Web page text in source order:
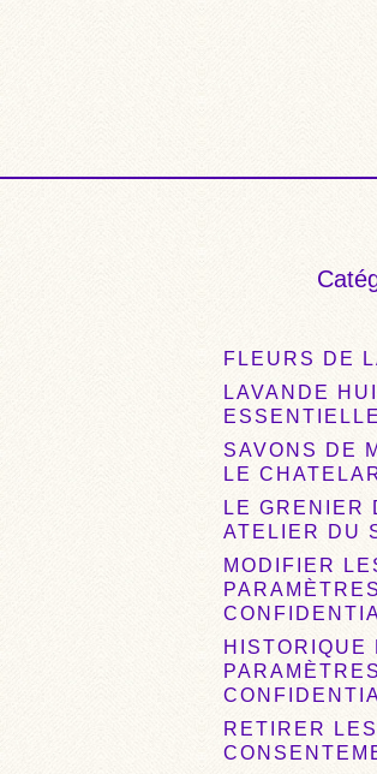
FLEURS DE
LAVANDE
ESSENTIELLE
SAVONS DE
LE
LE GRENIER
ATELIER DU
MODIFIER
HISTORIQUE
RETIRER LES